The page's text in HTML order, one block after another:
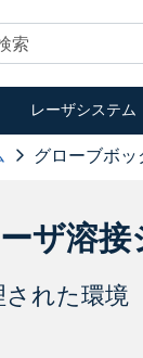
レーザシステム
グローブボッ
ザ溶接
れた環境